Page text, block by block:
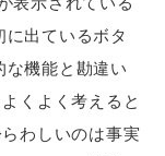
出ているボタ
な機能と勘違い
くよく考えると
わしいのは事実